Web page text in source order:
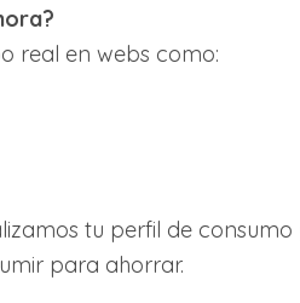
real en webs como:
tu perfil de
para ahorrar.